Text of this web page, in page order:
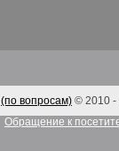
(по вопросам) © 2010 -
Обращение к